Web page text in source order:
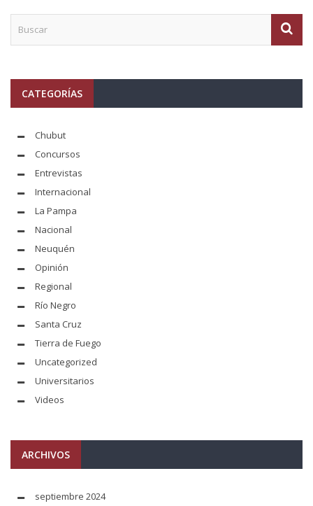
CATEGORÍAS
Chubut
Concursos
Entrevistas
Internacional
La Pampa
Nacional
Neuquén
Opinión
Regional
Río Negro
Santa Cruz
Tierra de Fuego
Uncategorized
Universitarios
Videos
ARCHIVOS
septiembre 2024